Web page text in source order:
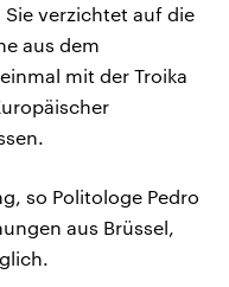
verzichtet auf die
aus dem
mit der Troika
so Politologe Pedro
aus Brüssel,